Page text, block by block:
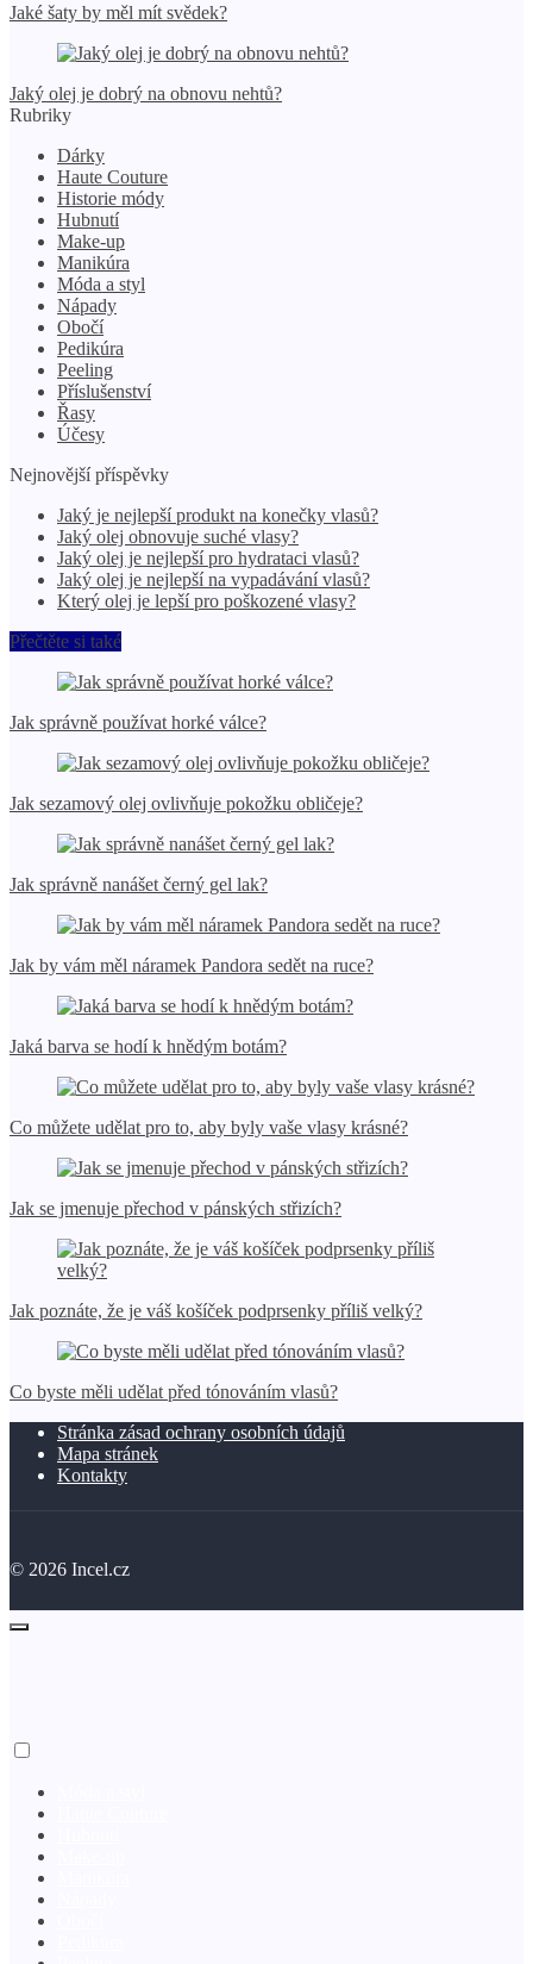
Jaké šaty by měl mít svědek?
Jaký olej je dobrý na obnovu nehtů?
Rubriky
Dárky
Haute Couture
Historie módy
Hubnutí
Make-up
Manikúra
Móda a styl
Nápady
Obočí
Pedikúra
Peeling
Příslušenství
Řasy
Účesy
Nejnovější příspěvky
Jaký je nejlepší produkt na konečky vlasů?
Jaký olej obnovuje suché vlasy?
Jaký olej je nejlepší pro hydrataci vlasů?
Jaký olej je nejlepší na vypadávání vlasů?
Který olej je lepší pro poškozené vlasy?
Přečtěte si také
Jak správně používat horké válce?
Jak sezamový olej ovlivňuje pokožku obličeje?
Jak správně nanášet černý gel lak?
Jak by vám měl náramek Pandora sedět na ruce?
Jaká barva se hodí k hnědým botám?
Co můžete udělat pro to, aby byly vaše vlasy krásné?
Jak se jmenuje přechod v pánských střizích?
Jak poznáte, že je váš košíček podprsenky příliš velký?
Co byste měli udělat před tónováním vlasů?
Stránka zásad ochrany osobních údajů
Mapa stránek
Kontakty
© 2026 Incel.cz